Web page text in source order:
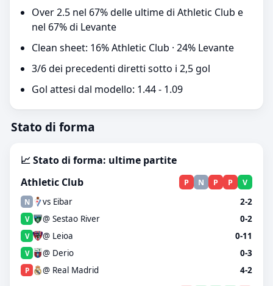
Over 2.5 nel 67% delle ultime di Athletic Club e
nel 67% di Levante
Clean sheet: 16% Athletic Club · 24% Levante
3/6 dei precedenti diretti sotto i 2,5 gol
Gol attesi dal modello: 1.44 - 1.09
Stato di forma
📈 Stato di forma: ultime partite
Athletic Club
P N P P V
N vs Eibar 2-2
V @ Sestao River 0-2
V @ Leioa 0-11
V @ Derio 0-3
P @ Real Madrid 4-2